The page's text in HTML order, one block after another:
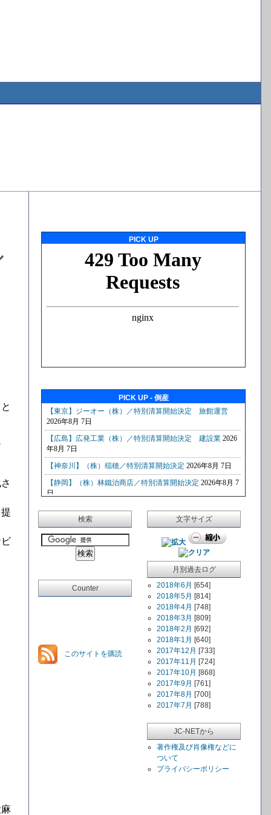
PICK UP
PICK UP - 倒産
検索
Counter
このサイトを購読
文字サイズ
月別過去ログ
2018年6月 [654]
2018年5月 [814]
2018年4月 [748]
2018年3月 [809]
2018年2月 [692]
2018年1月 [640]
2017年12月 [733]
2017年11月 [724]
2017年10月 [868]
2017年9月 [761]
2017年8月 [700]
2017年7月 [788]
JC-NETから
著作権及び肖像権などに
ついて
プライバシーポリシー